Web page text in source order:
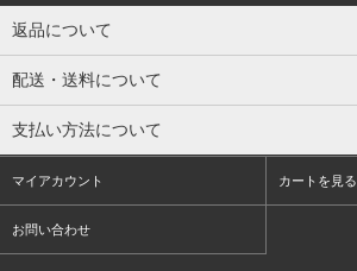
返品について
配送・送料について
支払い方法について
マイアカウント カートを見る
お問い合わせ